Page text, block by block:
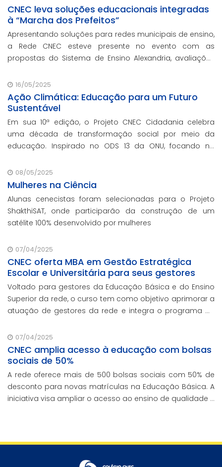
CNEC leva soluções educacionais integradas
à “Marcha dos Prefeitos”
Apresentando soluções para redes municipais de ensino,
a Rede CNEC esteve presente no evento com as
propostas do Sistema de Ensino Alexandria, avaliações
escolar e parcerias com prefeituras durante ev
16/05/2025
Ação Climática: Educação para um Futuro
Sustentável
Em sua 10ª edição, o Projeto CNEC Cidadania celebra
uma década de transformação social por meio da
educação. Inspirado no ODS 13 da ONU, focando no
promoção da sustentabilidade.
08/05/2025
Mulheres na Ciência
Alunas cenecistas foram selecionadas para o Projeto
ShakthiSAT, onde participarão da construção de um
satélite 100% desenvolvido por mulheres
07/04/2025
CNEC oferta MBA em Gestão Estratégica
Escolar e Universitária para seus gestores
Voltado para gestores da Educação Básica e do Ensino
Superior da rede, o curso tem como objetivo aprimorar a
atuação de gestores da rede e integra o programa de
contando com o oferecimento gratuito da Re
07/04/2025
CNEC amplia acesso à educação com bolsas
sociais de 50%
A rede oferece mais de 500 bolsas sociais com 50% de
desconto para novas matrículas na Educação Básica. A
iniciativa visa ampliar o acesso ao ensino de qualidade e